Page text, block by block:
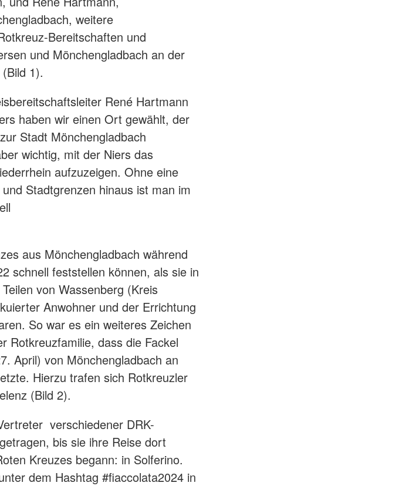
weitere
Bereitschaften und
und Mönchengladbach an der
1).
René Hartmann
haben wir einen Ort gewählt, der
Stadt Mönchengladbach
wichtig, mit der Niers das
aufzuzeigen. Ohne eine
Stadtgrenzen hinaus ist man im
aus Mönchengladbach während
schnell feststellen können, als sie in
von Wassenberg (Kreis
Anwohner und der Errichtung
So war es ein weiteres Zeichen
Rotkreuzfamilie, dass die Fackel
April) von Mönchengladbach an
Hierzu trafen sich Rotkreuzler
(Bild 2).
verschiedener DRK-
bis sie ihre Reise dort
Kreuzes begann: in Solferino.
dem Hashtag #fiaccolata2024 in